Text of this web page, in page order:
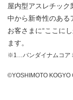
屋内型アスレチック
中から新奇性のある
お客さまに“ここに
ます。
※1…バンダイナムコア
©YOSHIMOTO KOGYO